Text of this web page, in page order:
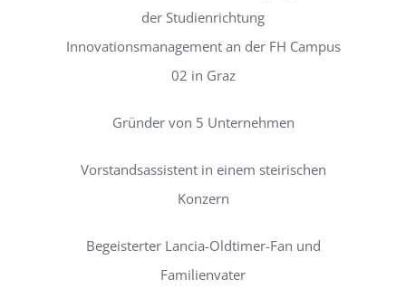
der Studienrichtung
Innovationsmanagement an der FH Campus
02 in Graz
Gründer von 5 Unternehmen
Vorstandsassistent in einem steirischen
Konzern
Begeisterter Lancia-Oldtimer-Fan und
Familienvater